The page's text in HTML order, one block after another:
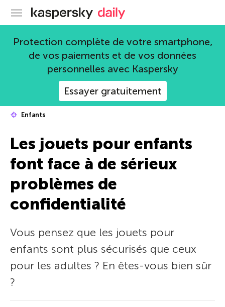
Blog officiel de Kaspersky
Protection complète de votre smartphone,
de vos paiements et de vos données
personnelles avec Kaspersky
Essayer gratuitement
Enfants
Les jouets pour enfants
font face à de sérieux
problèmes de
confidentialité
Vous pensez que les jouets pour
enfants sont plus sécurisés que ceux
pour les adultes ? En êtes-vous bien sûr
?